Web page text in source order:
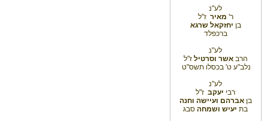
לע"נ
ר' מאיר ז"ל
בן יחזקאל שרגא
ברכפלד
לע"נ
הרבאשר וסרטיל ז"ל
נלב"ע ט' בכסלו תשס"ט
לע"נ
רבי יעקב ז"ל
בןאברהם ועיישה וחנה
בת יעיש ושמחה סבג